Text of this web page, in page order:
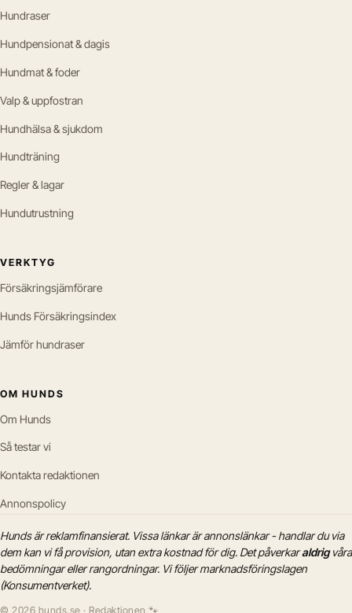
Hundraser
Hundpensionat & dagis
Hundmat & foder
Valp & uppfostran
Hundhälsa & sjukdom
Hundträning
Regler & lagar
Hundutrustning
VERKTYG
Försäkringsjämförare
Hunds Försäkringsindex
Jämför hundraser
OM HUNDS
Om Hunds
Så testar vi
Kontakta redaktionen
Annonspolicy
Hunds är reklamfinansierat. Vissa länkar är annonslänkar - handlar du via
dem kan vi få provision, utan extra kostnad för dig. Det påverkaraldrigvåra
bedömningar eller rangordningar. Vi följer marknadsföringslagen
(Konsumentverket).
© 2026 hunds.se · Redaktionen 🐾